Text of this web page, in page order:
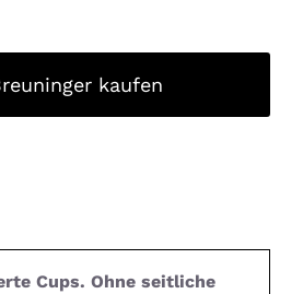
kaufen
Cups. Ohne seitliche